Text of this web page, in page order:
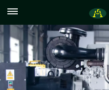
059122071372